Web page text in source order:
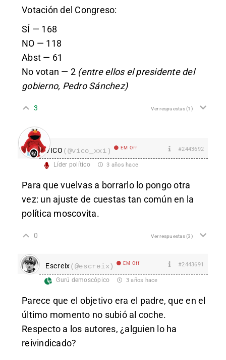
Votación del Congreso:
SÍ — 168
NO — 118
Abst — 61
No votan — 2 (entre ellos el presidente del
gobierno, Pedro Sánchez)
3 Ver respuestas(1)
VICO (@vico_xxi) EM Off #2443692
Líder político 3 años hace
Para que vuelvas a borrarlo lo pongo otra
vez: un ajuste de cuestas tan común en la
política moscovita.
0 Ver respuestas(3)
Escreix(@escreix) EM Off #2443691
Gurú demoscópico 3 años hace
Parece que el objetivo era el padre, que en el
último momento no subió al coche.
Respecto a los autores, ¿alguien lo ha
reivindicado?